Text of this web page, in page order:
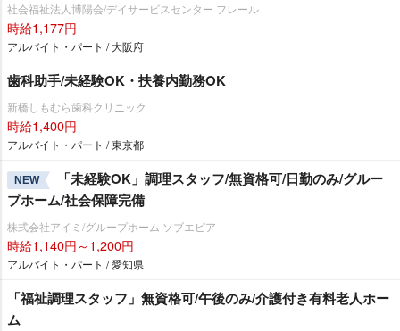
社会福祉法人博陽会/デイサービスセンター フレール
時給1,177円
アルバイト・パート / 大阪府
歯科助手/未経験OK・扶養内勤務OK
新橋しもむら歯科クリニック
時給1,400円
アルバイト・パート / 東京都
NEW
「未経験OK」調理スタッフ/無資格可/日勤のみ/グルー
プホーム/社会保障完備
株式会社アイミ/グループホーム ソブエピア
時給1,140円～1,200円
アルバイト・パート / 愛知県
「福祉調理スタッフ」無資格可/午後のみ/介護付き有料老人ホー
ム